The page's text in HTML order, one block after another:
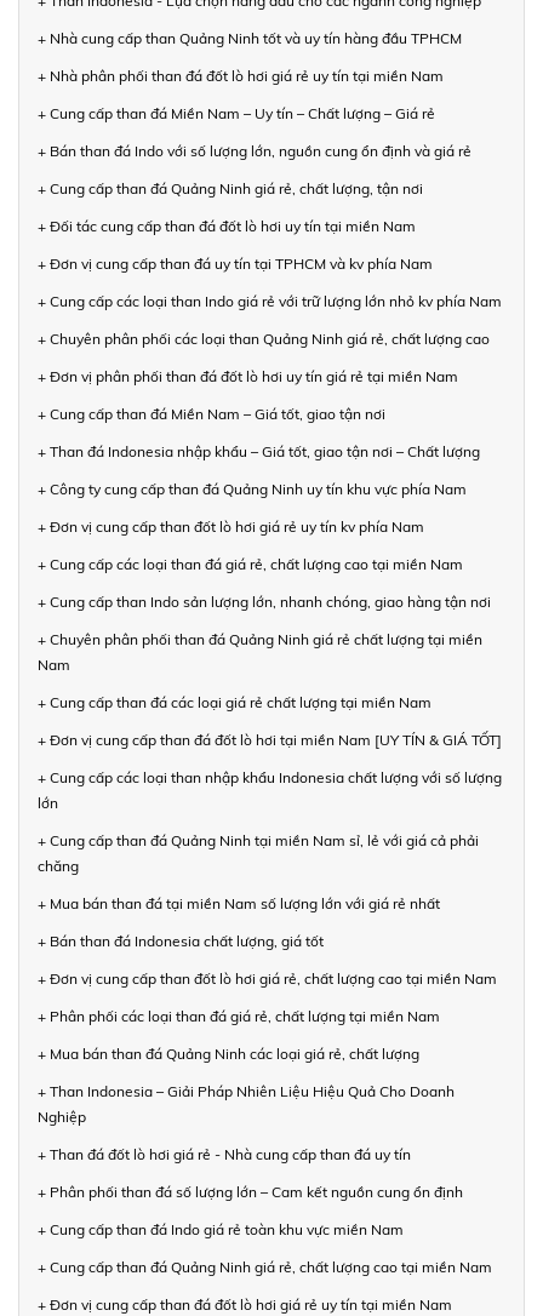
+ Nhà cung cấp than Quảng Ninh tốt và uy tín hàng đầu TPHCM
+ Nhà phân phối than đá đốt lò hơi giá rẻ uy tín tại miền Nam
+ Cung cấp than đá Miền Nam – Uy tín – Chất lượng – Giá rẻ
+ Bán than đá Indo với số lượng lớn, nguồn cung ổn định và giá rẻ
+ Cung cấp than đá Quảng Ninh giá rẻ, chất lượng, tận nơi
+ Đối tác cung cấp than đá đốt lò hơi uy tín tại miền Nam
+ Đơn vị cung cấp than đá uy tín tại TPHCM và kv phía Nam
+ Cung cấp các loại than Indo giá rẻ với trữ lượng lớn nhỏ kv phía Nam
+ Chuyên phân phối các loại than Quảng Ninh giá rẻ, chất lượng cao
+ Đơn vị phân phối than đá đốt lò hơi uy tín giá rẻ tại miền Nam
+ Cung cấp than đá Miền Nam – Giá tốt, giao tận nơi
+ Than đá Indonesia nhập khẩu – Giá tốt, giao tận nơi – Chất lượng
+ Công ty cung cấp than đá Quảng Ninh uy tín khu vực phía Nam
+ Đơn vị cung cấp than đốt lò hơi giá rẻ uy tín kv phía Nam
+ Cung cấp các loại than đá giá rẻ, chất lượng cao tại miền Nam
+ Cung cấp than Indo sản lượng lớn, nhanh chóng, giao hàng tận nơi
+ Chuyên phân phối than đá Quảng Ninh giá rẻ chất lượng tại miền
Nam
+ Cung cấp than đá các loại giá rẻ chất lượng tại miền Nam
+ Đơn vị cung cấp than đá đốt lò hơi tại miền Nam [UY TÍN & GIÁ TỐT]
+ Cung cấp các loại than nhập khẩu Indonesia chất lượng với số lượng
lớn
+ Cung cấp than đá Quảng Ninh tại miền Nam sỉ, lẻ với giá cả phải
chăng
+ Mua bán than đá tại miền Nam số lượng lớn với giá rẻ nhất
+ Bán than đá Indonesia chất lượng, giá tốt
+ Đơn vị cung cấp than đốt lò hơi giá rẻ, chất lượng cao tại miền Nam
+ Phân phối các loại than đá giá rẻ, chất lượng tại miền Nam
+ Mua bán than đá Quảng Ninh các loại giá rẻ, chất lượng
+ Than Indonesia – Giải Pháp Nhiên Liệu Hiệu Quả Cho Doanh
Nghiệp
+ Than đá đốt lò hơi giá rẻ - Nhà cung cấp than đá uy tín
+ Phân phối than đá số lượng lớn – Cam kết nguồn cung ổn định
+ Cung cấp than đá Indo giá rẻ toàn khu vực miền Nam
+ Cung cấp than đá Quảng Ninh giá rẻ, chất lượng cao tại miền Nam
+ Đơn vị cung cấp than đá đốt lò hơi giá rẻ uy tín tại miền Nam